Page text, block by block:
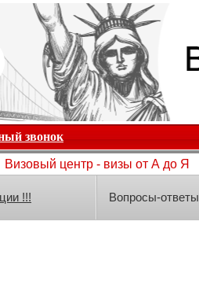
звонок
Визовый центр - визы от А до Я
!!! Вопросы-ответы